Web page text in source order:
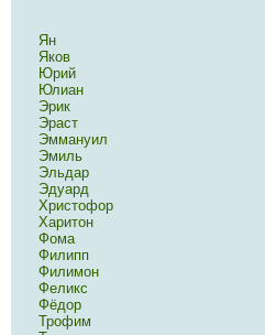
Ян
Яков
Юрий
Юлиан
Эрик
Эраст
Эммануил
Эмиль
Эльдар
Эдуард
Христофор
Харитон
Фома
Филипп
Филимон
Феликс
Фёдор
Трофим